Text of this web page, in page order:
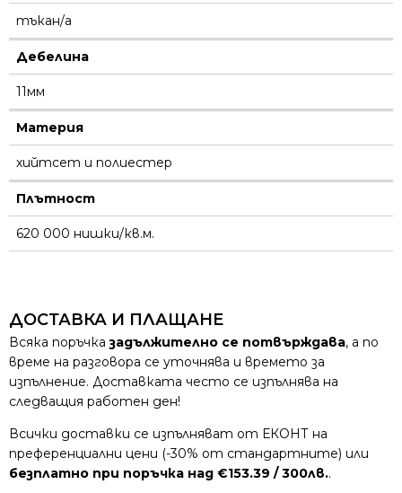
тъкан/а
Дебелина
11мм
Материя
хийтсет и полиестeр
Плътност
620 000 нишки/кв.м.
ДОСТАВКА И ПЛАЩАНЕ
Всяка поръчказадължително се потвърждава, а по
време на разговора се уточнява и времето за
изпълнение. Доставката често се изпълнява на
следващия работен ден!
Всички доставки се изпълняват от ЕКОНТ на
преференциални цени (-30% от стандартните) или
безплатно при поръчка над €153.39 / 300лв..